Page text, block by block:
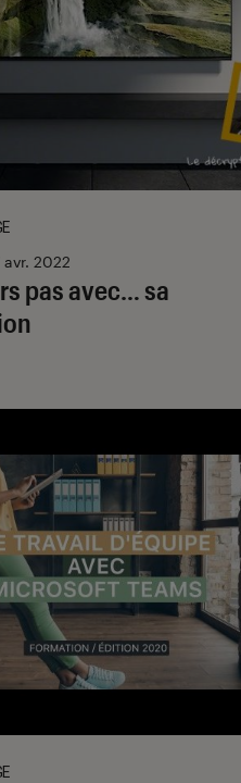
pas avec… sa
avr. 2022